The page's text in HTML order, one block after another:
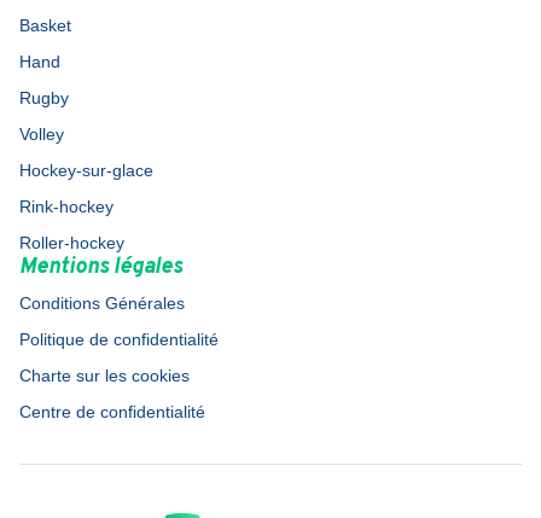
Basket
Hand
Rugby
Volley
Hockey-sur-glace
Rink-hockey
Roller-hockey
Mentions légales
Conditions Générales
Politique de confidentialité
Charte sur les cookies
Centre de confidentialité